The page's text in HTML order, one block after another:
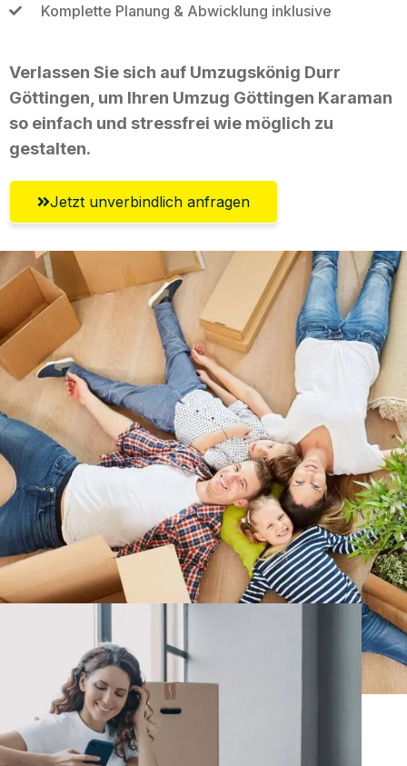
Komplette Planung & Abwicklung inklusive
Verlassen Sie sich auf Umzugskönig Durr
Göttingen, um Ihren Umzug Göttingen Karaman
so einfach und stressfrei wie möglich zu
gestalten.
Jetzt unverbindlich anfragen